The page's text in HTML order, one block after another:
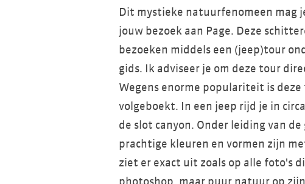
Dit mystieke natuurfenomeen mag
jouw bezoek aan Page. Deze
bezoeken middels een (jeep)tour
gids. Ik adviseer je om deze tour
Wegens enorme populariteit is
volgeboekt. In een jeep rijd je in
de slot canyon. Onder leiding van
prachtige kleuren en vormen zijn
ziet er exact uit zoals op alle foto's